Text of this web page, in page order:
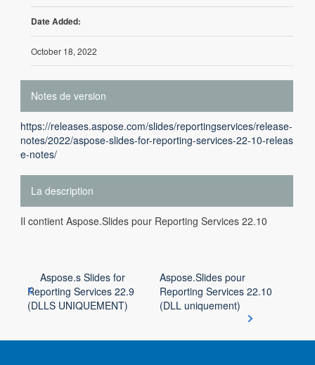
Date Added:
October 18, 2022
Notes de version
https://releases.aspose.com/slides/reportingservices/release-
notes/2022/aspose-slides-for-reporting-services-22-10-releas
e-notes/
La description
Il contient Aspose.Slides pour Reporting Services 22.10
Aspose.s Slides for
Reporting Services 22.9
(DLLS UNIQUEMENT)
Aspose.Slides pour
Reporting Services 22.10
(DLL uniquement)